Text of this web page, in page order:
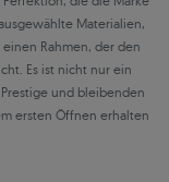
Materialien,
Rahmen, der den
Es ist nicht nur ein
und bleibenden
ersten Öffnen erhalten